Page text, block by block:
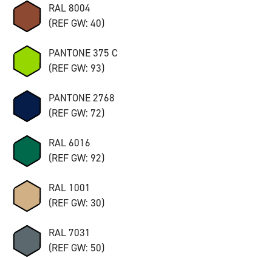
RAL 8004
(REF GW: 40)
PANTONE 375 C
(REF GW: 93)
PANTONE 2768
(REF GW: 72)
RAL 6016
(REF GW: 92)
RAL 1001
(REF GW: 30)
RAL 7031
(REF GW: 50)